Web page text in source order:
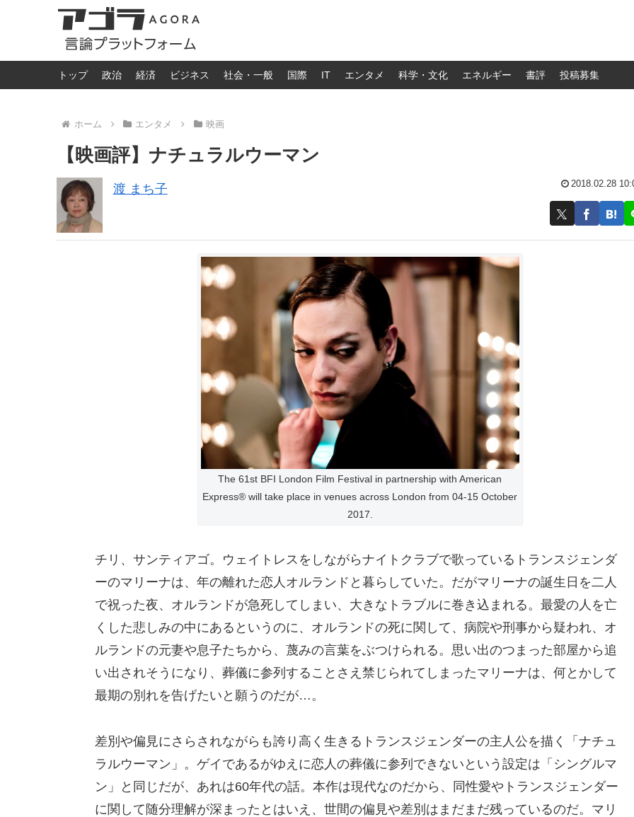
トップ 政治 経済 ビジネス 社会・一般 国際 IT エンタメ 科学・文化 エネルギー 書評 投稿募集
ホーム エンタメ 映画
【映画評】ナチュラルウーマン
渡 まち子 2018.02.28
The 61st BFI London Film Festival in partnership with American
Express® will take place in venues across London from 04-15 October
2017.
チリ、サンティアゴ。ウェイトレスをしながらナイトクラブで歌っているトランスジェンダ
ーのマリーナは、年の離れた恋人オルランドと暮らしていた。だがマリーナの誕生日を二人
で祝った夜、オルランドが急死してしまい、大きなトラブルに巻き込まれる。最愛の人を亡
くした悲しみの中にあるというのに、オルランドの死に関して、病院や刑事から疑われ、オ
ルランドの元妻や息子たちから、蔑みの言葉をぶつけられる。思い出のつまった部屋から追
い出されそうになり、葬儀に参列することさえ禁じられてしまったマリーナは、何とかして
最期の別れを告げたいと願うのだが…。
差別や偏見にさらされながらも誇り高く生きるトランスジェンダーの主人公を描く「ナチュ
ラルウーマン」。ゲイであるがゆえに恋人の葬儀に参列できないという設定は「シングルマ
ン」と同じだが、あれは60年代の話。本作は現代なのだから、同性愛やトランスジェンダー
に関して随分理解が深まったとはいえ、世間の偏見や差別はまだまだ残っているのだ。マリ